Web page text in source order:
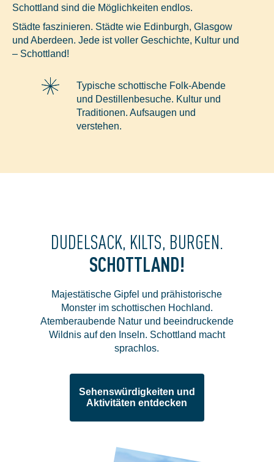
Schottland sind die Möglichkeiten endlos.
Städte faszinieren. Städte wie Edinburgh, Glasgow
und Aberdeen. Jede ist voller Geschichte, Kultur und
– Schottland!
Typische schottische Folk-Abende
und Destillenbesuche. Kultur und
Traditionen. Aufsaugen und
verstehen.
DUDELSACK, KILTS, BURGEN.
SCHOTTLAND!
Majestätische Gipfel und prähistorische
Monster im schottischen Hochland.
Atemberaubende Natur und beeindruckende
Wildnis auf den Inseln. Schottland macht
sprachlos.
Sehenswürdigkeiten und
Aktivitäten entdecken